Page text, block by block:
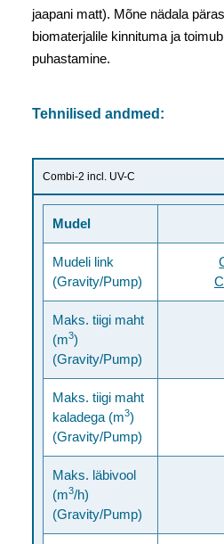
jaapani matt). Mõne nädala
biomaterjalile kinnituma ja
puhastamine.
Tehnilised andmed:
Combi-2 incl. UV-C
Mudel
Mudeli link
(Gravity/Pump)
Maks. tiigi maht
(m3)
(Gravity/Pump)
Maks. tiigi maht
kaladega (m3)
(Gravity/Pump)
Maks. läbivool
(m3/h)
(Gravity/Pump)